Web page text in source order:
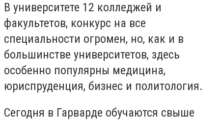
В университете 12 колледжей и
факультетов, конкурс на все
специальности огромен, но, как и в
большинстве университетов, здесь
особенно популярны медицина,
юриспруденция, бизнес и политология.
Сегодня в Гарварде обучаются свыше